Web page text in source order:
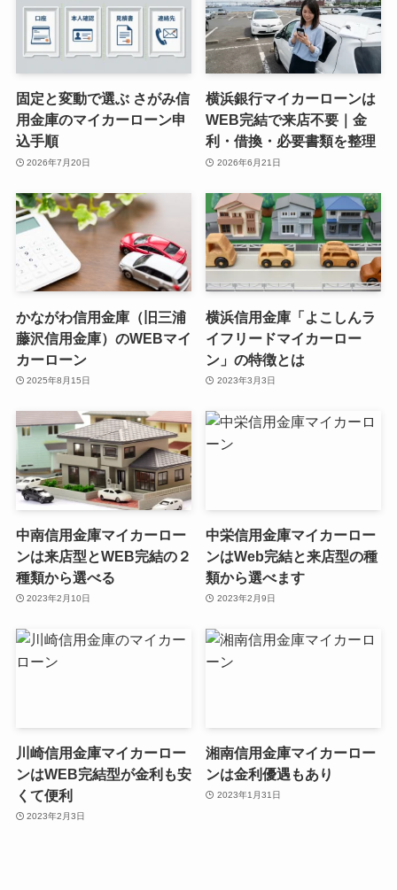
固定と変動で選ぶ さがみ信
用金庫のマイカーローン申
込手順
2026年7月20日
横浜銀行マイカーローンは
WEB完結で来店不要｜金
利・借換・必要書類を整理
2026年6月21日
かながわ信用金庫（旧三浦
藤沢信用金庫）のWEBマイ
カーローン
2025年8月15日
横浜信用金庫「よこしんラ
イフリードマイカーロー
ン」の特徴とは
2023年3月3日
中南信用金庫マイカーロー
ンは来店型とWEB完結の２
種類から選べる
2023年2月10日
中栄信用金庫マイカーロー
ンはWeb完結と来店型の種
類から選べます
2023年2月9日
川崎信用金庫マイカーロー
ンはWEB完結型が金利も安
くて便利
2023年2月3日
湘南信用金庫マイカーロー
ンは金利優遇もあり
2023年1月31日